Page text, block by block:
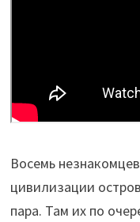
Восемь
цивилизации
пара. Там их по